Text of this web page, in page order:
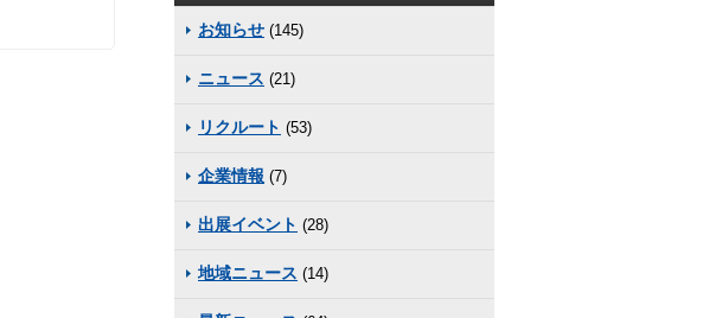
お知らせ (145)
ニュース (21)
リクルート (53)
企業情報 (7)
出展イベント (28)
地域ニュース (14)